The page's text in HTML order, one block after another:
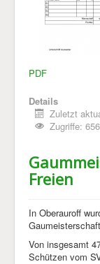
PDF
Details
Zuletzt
Zugriffe:
Freien
In Oberauroff
Von insgesamt
Schützen vom